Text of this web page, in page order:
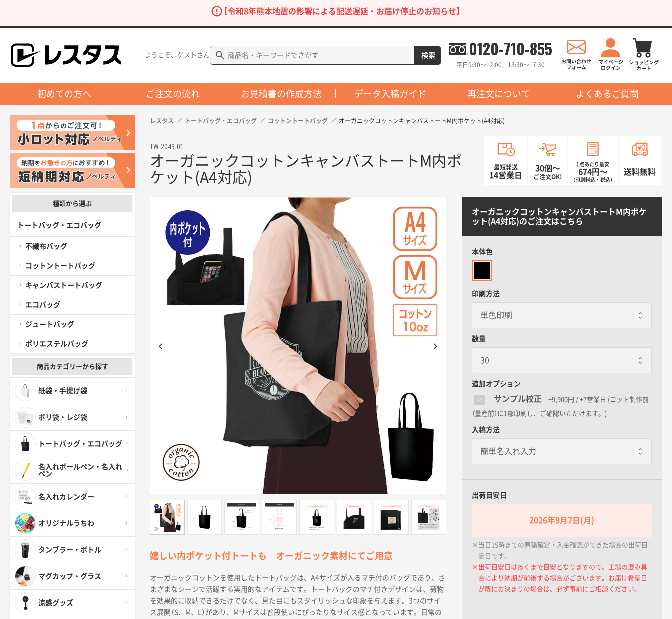
【令和8年熊本地震の影響による配送遅延・お届け停止のお知らせ】
ようこそ、ゲストさん 0120-710-855
平日9:30〜12:00／13:30〜17:30
初めての方へ ご注文の流れ お見積書の作成方法 データ入稿ガイド 再注文について よくあるご質問
種類から選ぶ
トートバッグ・エコバッグ
不織布バッグ
コットントートバッグ
キャンバストートバッグ
エコバッグ
ジュートバッグ
ポリエステルバッグ
商品カテゴリーから探す
紙袋・手提げ袋
ポリ袋・レジ袋
トートバッグ・エコバッグ
名入れボールペン・名入れ
ペン
名入れカレンダー
オリジナルうちわ
タンブラー・ボトル
マグカップ・グラス
涼感グッズ
レスタス トートバッグ・エコバッグ コットントートバッグ オーガニックコットンキャンバストートM内ポケット(A4対応)
TW-2049-01
オーガニックコットンキャンバストートM内ポ
ケット(A4対応)
最短発送
14営業日
30個〜
ご注文OK!
1点あたり最安
674円〜
（印刷料込・税込）
送料無料
オーガニックコットンキャンバストートM内ポケ
ット(A4対応)のご注文はこちら
本体色
印刷方法
数量
追加オプション
サンプル校正 +9,900円 / +7営業日 (ロット制作前
（量産前）に1部印刷し、ご確認いただけます。)
入稿方法
出荷目安日
2026年9月7日(月)
※当日15時までの原稿確定・入金確認ができた場合の出荷目
安日です。
※出荷目安日はあくまで目安となりますので、工場の混み具
合により納期が前後する場合がございます。お届け希望日
が既にお決まりの場合は、必ず事前にご相談ください。
嬉しい内ポケット付トートも オーガニック素材にてご用意
オーガニックコットンを使用したトートバッグは、A4サイズが入るマチ付のバッグであり、さ
まざまなシーンで活躍する実用的なアイテムです。トートバッグのマチ付きデザインは、荷物
を効果的に収納できるだけでなく、見た目にもスタイリッシュな印象を与えます。3つのサイ
ズ展開（S、M、L）があり、Mサイズは普段使いにぴったりなサイズ感となっています。日常の